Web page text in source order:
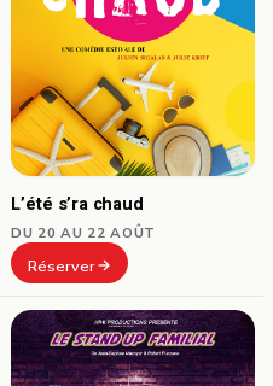
L’été s’ra chaud
DU 20 AU 22 AOÛT
Réserver